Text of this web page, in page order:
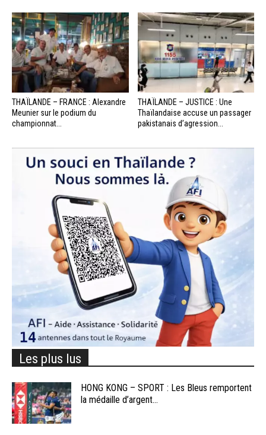
THAÏLANDE – FRANCE : Alexandre
Meunier sur le podium du
championnat...
THAÏLANDE – JUSTICE : Une
Thaïlandaise accuse un passager
pakistanais d’agression...
Les plus lus
HONG KONG – SPORT : Les Bleus remportent
la médaille d’argent...